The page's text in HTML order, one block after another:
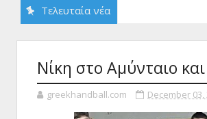
Τελευταία νέα
Νίκη στο Αμύνταιο
greekhandball.com December 03,